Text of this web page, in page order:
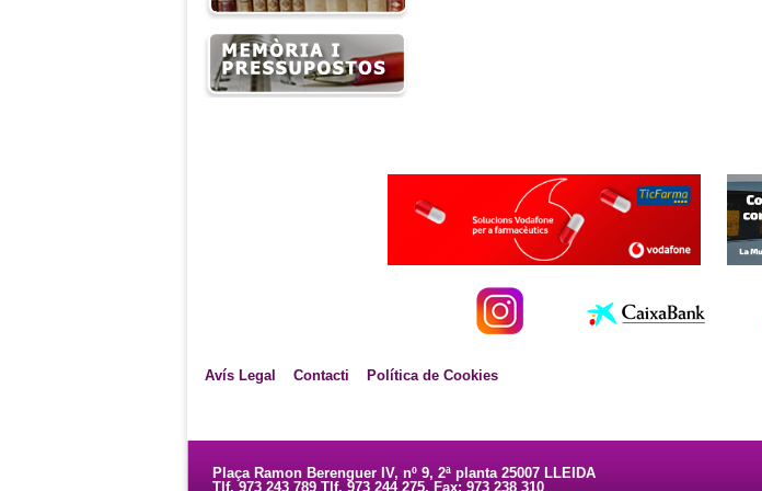
Avís Legal Contacti Política de Cookies
Plaça Ramon Berenguer IV, nº 9, 2ª planta 25007 LLEIDA
Tlf. 973 243 789 Tlf. 973 244 275. Fax: 973 238 310